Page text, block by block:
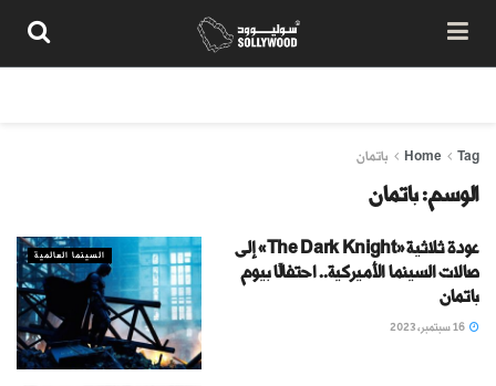
Home Tag باتمان
الوسم:باتمان
السينما العالمية
عودة ثلاثية «The Dark Knight» إلى
صالات السينما الأميركية.. احتفالًا بيوم
باتمان